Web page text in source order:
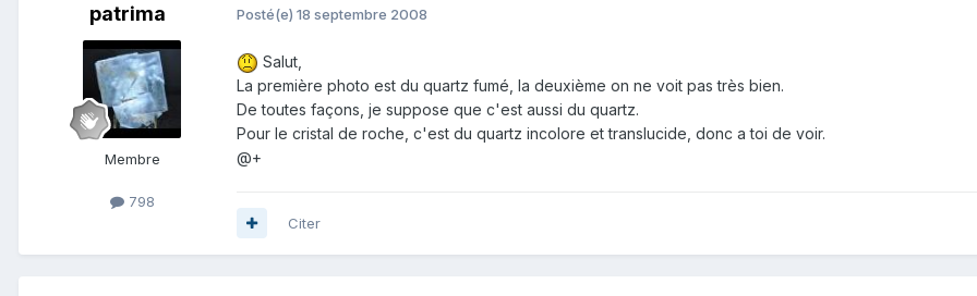
patrima
Membre
798
Posté(e) 18 septembre 2008
Salut,
La première photo est du quartz fumé, la deuxième on ne voit pas très bien.
De toutes façons, je suppose que c'est aussi du quartz.
Pour le cristal de roche, c'est du quartz incolore et translucide, donc a toi de voir.
@+
Citer